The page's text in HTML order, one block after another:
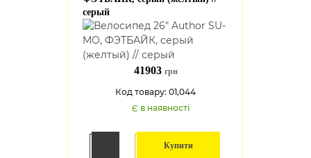
серый
41903 грн
Код товару: 01,044
Є в наявності
Купити